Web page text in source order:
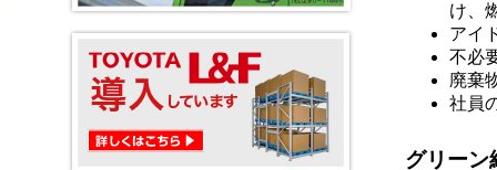
け、
アイ
不必
廃棄
社員
グリーン